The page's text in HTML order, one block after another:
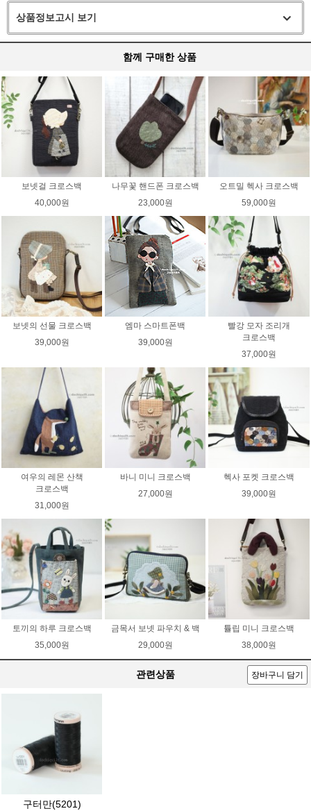
상품정보고시 보기
함께 구매한 상품
보넷걸 크로스백
40,000원
나무꽃 핸드폰 크로스백
23,000원
오트밀 헥사 크로스백
59,000원
보넷의 선물 크로스백
39,000원
엠마 스마트폰백
39,000원
빨강 모자 조리개
크로스백
37,000원
여우의 레몬 산책
크로스백
31,000원
바니 미니 크로스백
27,000원
헥사 포켓 크로스백
39,000원
토끼의 하루 크로스백
35,000원
금목서 보넷 파우치 & 백
29,000원
튤립 미니 크로스백
38,000원
관련상품 장바구니 담기
구터만(5201)